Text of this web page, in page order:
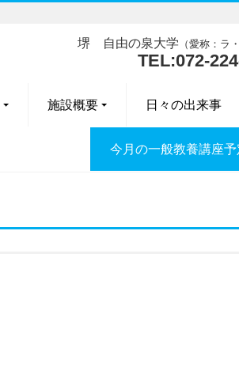
堺 自由の泉大学 （愛称：ラ
TEL:072-
施設概要 日々の出来事
今月の一般教養講座予